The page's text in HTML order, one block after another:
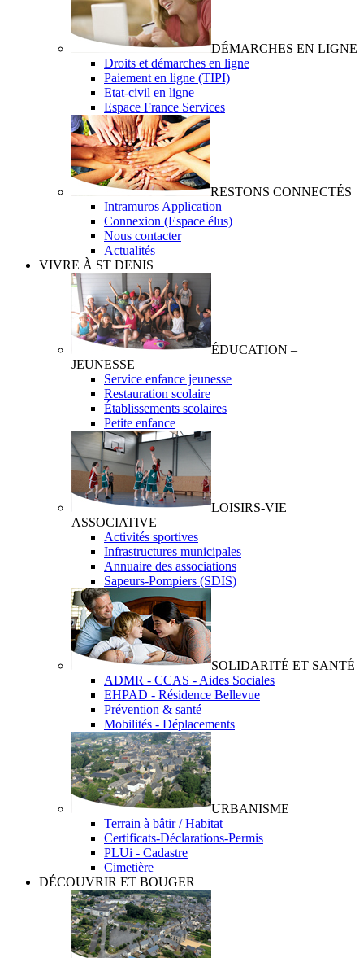
DÉMARCHES EN LIGNE
Droits et démarches en ligne
Paiement en ligne (TIPI)
Etat-civil en ligne
Espace France Services
RESTONS CONNECTÉS
Intramuros Application
Connexion (Espace élus)
Nous contacter
Actualités
VIVRE À ST DENIS
ÉDUCATION –
JEUNESSE
Service enfance jeunesse
Restauration scolaire
Établissements scolaires
Petite enfance
LOISIRS-VIE
ASSOCIATIVE
Activités sportives
Infrastructures municipales
Annuaire des associations
Sapeurs-Pompiers (SDIS)
SOLIDARITÉ ET SANTÉ
ADMR - CCAS - Aides Sociales
EHPAD - Résidence Bellevue
Prévention & santé
Mobilités - Déplacements
URBANISME
Terrain à bâtir / Habitat
Certificats-Déclarations-Permis
PLUi - Cadastre
Cimetière
DÉCOUVRIR ET BOUGER